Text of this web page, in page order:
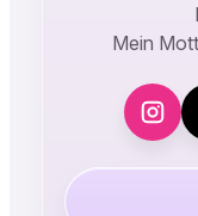
Mein